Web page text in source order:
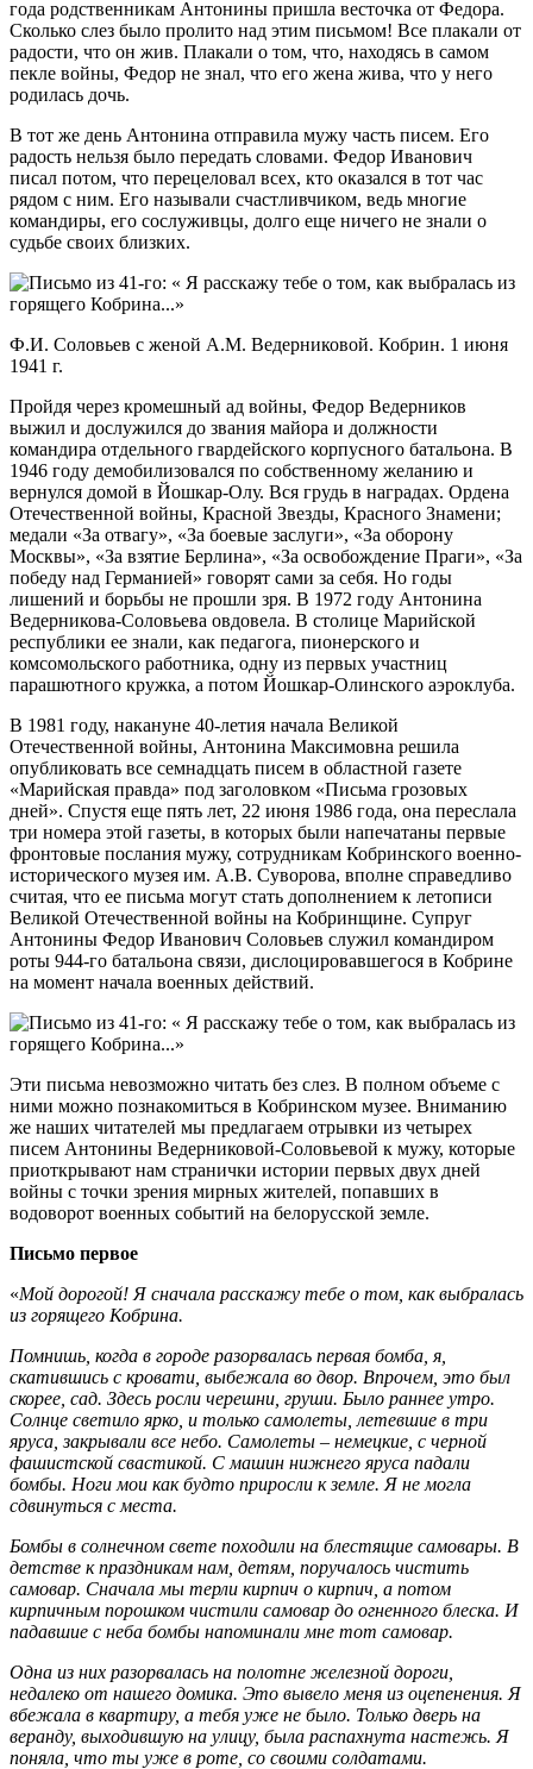
года родственникам Антонины пришла весточка от Федора.
Сколько слез было пролито над этим письмом! Все плакали от
радости, что он жив. Плакали о том, что, находясь в самом
пекле войны, Федор не знал, что его жена жива, что у него
родилась дочь.
В тот же день Антонина отправила мужу часть писем. Его
радость нельзя было передать словами. Федор Иванович
писал потом, что перецеловал всех, кто оказался в тот час
рядом с ним. Его называли счастливчиком, ведь многие
командиры, его сослуживцы, долго еще ничего не знали о
судьбе своих близких.
Ф.И. Соловьев с женой А.М. Ведерниковой. Кобрин. 1 июня
1941 г.
Пройдя через кромешный ад войны, Федор Ведерников
выжил и дослужился до звания майора и должности
командира отдельного гвардейского корпусного батальона. В
1946 году демобилизовался по собственному желанию и
вернулся домой в Йошкар-Олу. Вся грудь в наградах. Ордена
Отечественной войны, Красной Звезды, Красного Знамени;
медали «За отвагу», «За боевые заслуги», «За оборону
Москвы», «За взятие Берлина», «За освобождение Праги», «За
победу над Германией» говорят сами за себя. Но годы
лишений и борьбы не прошли зря. В 1972 году Антонина
Ведерникова-Соловьева овдовела. В столице Марийской
республики ее знали, как педагога, пионерского и
комсомольского работника, одну из первых участниц
парашютного кружка, а потом Йошкар-Олинского аэроклуба.
В 1981 году, накануне 40-летия начала Великой
Отечественной войны, Антонина Максимовна решила
опубликовать все семнадцать писем в областной газете
«Марийская правда» под заголовком «Письма грозовых
дней». Спустя еще пять лет, 22 июня 1986 года, она переслала
три номера этой газеты, в которых были напечатаны первые
фронтовые послания мужу, сотрудникам Кобринского военно-
исторического музея им. А.В. Суворова, вполне справедливо
считая, что ее письма могут стать дополнением к летописи
Великой Отечественной войны на Кобринщине. Супруг
Антонины Федор Иванович Соловьев служил командиром
роты 944-го батальона связи, дислоцировавшегося в Кобрине
на момент начала военных действий.
Эти письма невозможно читать без слез. В полном объеме с
ними можно познакомиться в Кобринском музее. Вниманию
же наших читателей мы предлагаем отрывки из четырех
писем Антонины Ведерниковой-Соловьевой к мужу, которые
приоткрывают нам странички истории первых двух дней
войны с точки зрения мирных жителей, попавших в
водоворот военных событий на белорусской земле.
Письмо первое
«Мой дорогой! Я сначала расскажу тебе о том, как выбралась
из горящего Кобрина.
Помнишь, когда в городе разорвалась первая бомба, я,
скатившись с кровати, выбежала во двор. Впрочем, это был
скорее, сад. Здесь росли черешни, груши. Было раннее утро.
Солнце светило ярко, и только самолеты, летевшие в три
яруса, закрывали все небо. Самолеты – немецкие, с черной
фашистской свастикой. С машин нижнего яруса падали
бомбы. Ноги мои как будто приросли к земле. Я не могла
сдвинуться с места.
Бомбы в солнечном свете походили на блестящие самовары. В
детстве к праздникам нам, детям, поручалось чистить
самовар. Сначала мы терли кирпич о кирпич, а потом
кирпичным порошком чистили самовар до огненного блеска. И
падавшие с неба бомбы напоминали мне тот самовар.
Одна из них разорвалась на полотне железной дороги,
недалеко от нашего домика. Это вывело меня из оцепенения. Я
вбежала в квартиру, а тебя уже не было. Только дверь на
веранду, выходившую на улицу, была распахнута настежь. Я
поняла, что ты уже в роте, со своими солдатами.